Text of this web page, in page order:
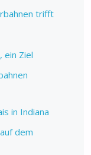
trifft
ein Ziel
in Indiana
dem